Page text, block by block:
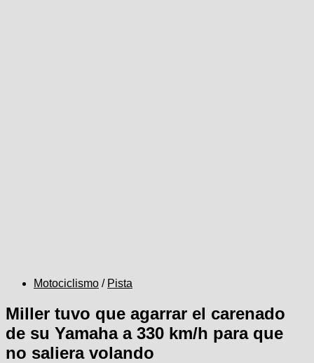
Motociclismo / Pista
Miller tuvo que agarrar el carenado
de su Yamaha a 330 km/h para que
no saliera volando